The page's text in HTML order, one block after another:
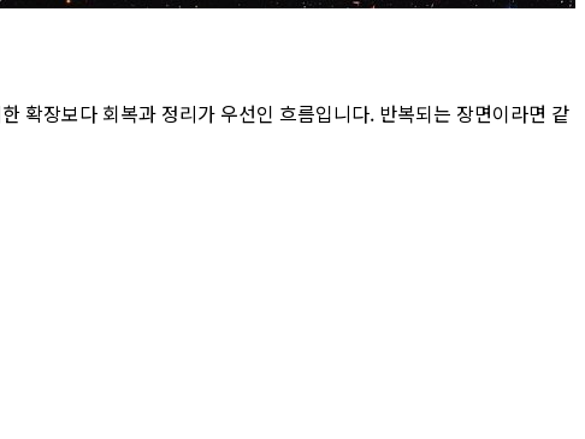
확장보다 회복과 정리가 우선인 흐름입니다. 반복되는 장면이라면 같